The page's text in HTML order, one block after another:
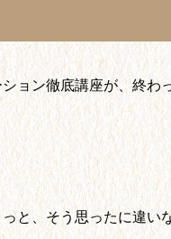
ョン徹底講座が、終わ
と、そう思ったに違い